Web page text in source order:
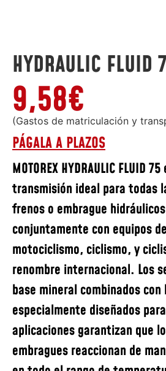
HYDRAULIC FLUID
9,58€
(Gastos de matriculación y
PÁGALA A PLAZOS
MOTOREX HYDRAULIC FLUID
transmisión ideal para todas
frenos o embrague
conjuntamente con equipos
motociclismo, ciclismo, y
renombre internacional. Los
base mineral combinados
especialmente diseñados
aplicaciones garantizan que
embragues reaccionan de